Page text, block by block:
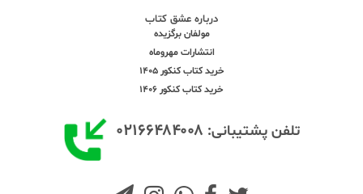
درباره عشق کتاب
مولفان برگزیده
انتشارات مهروماه
خرید کتاب کنکور 1405
خرید کتاب کنکور 1406
تلفن پشتیبانی: ۰۲۱۶۶۴۸۴۰۰۸